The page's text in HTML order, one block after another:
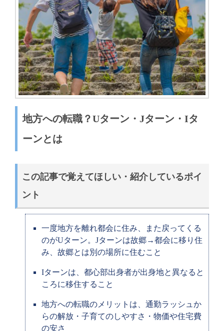
地方への転職？Uターン・Jターン・Iタ
ーンとは
この記事で覚えてほしい・紹介しているポイ
ント
一度地方を離れ都会に住み、また戻ってくる
のがUターン。Jターンは故郷→都会に移り住
み、故郷とは別の場所に住むこと
Iターンは、都心部出身者が出身地と異なると
ころに移住すること
地方への転職のメリットは、通勤ラッシュか
らの解放・子育てのしやすさ・物価や住宅費
の安さ